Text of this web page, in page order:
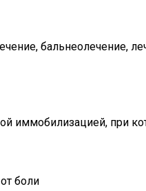
бальнеолечение,
иммобилизацией, при
боли